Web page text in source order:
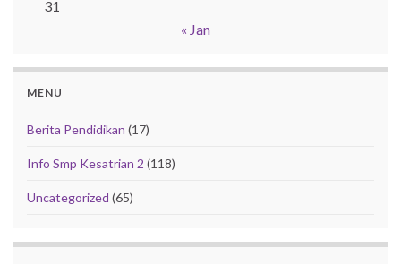
31
« Jan
MENU
Berita Pendidikan (17)
Info Smp Kesatrian 2 (118)
Uncategorized (65)